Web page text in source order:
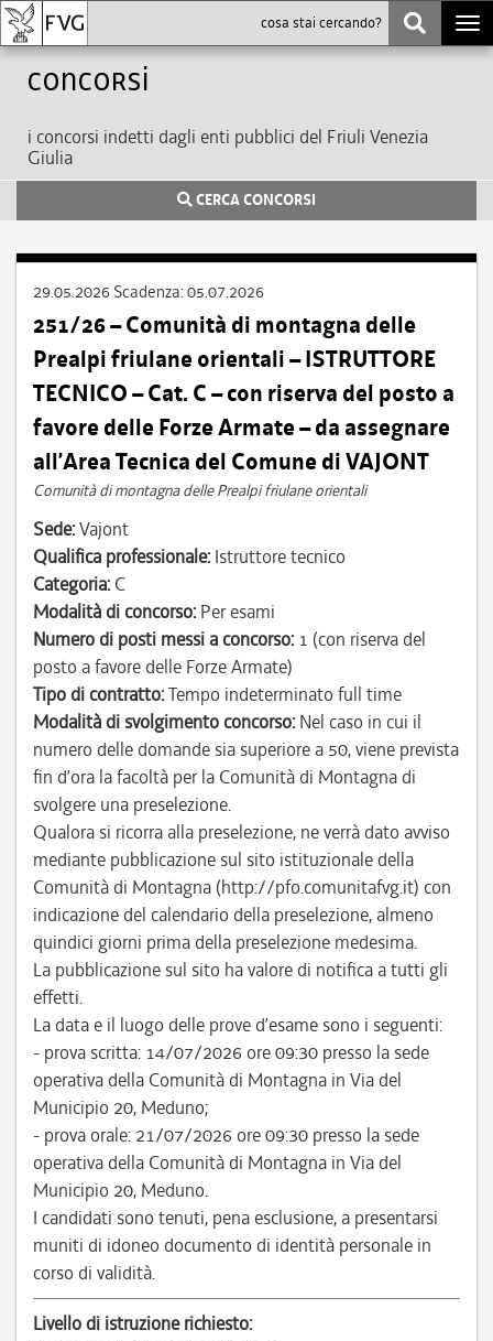
Concorsi
i concorsi indetti dagli enti pubblici del Friuli Venezia
Giulia
CERCA CONCORSI
29.05.2026 Scadenza: 05.07.2026
251/26 – Comunità di montagna delle
Prealpi friulane orientali – ISTRUTTORE
TECNICO – Cat. C – con riserva del posto a
favore delle Forze Armate – da assegnare
all’Area Tecnica del Comune di VAJONT
Comunità di montagna delle Prealpi friulane orientali
Sede:Vajont
Qualifica professionale: Istruttore tecnico
Categoria: C
Modalità di concorso: Per esami
Numero di posti messi a concorso: 1 (con riserva del
posto a favore delle Forze Armate)
Tipo di contratto:Tempo indeterminato full time
Modalità di svolgimento concorso: Nel caso in cui il
numero delle domande sia superiore a 50, viene prevista
fin d’ora la facoltà per la Comunità di Montagna di
svolgere una preselezione.
Qualora si ricorra alla preselezione, ne verrà dato avviso
mediante pubblicazione sul sito istituzionale della
Comunità di Montagna (http://pfo.comunitafvg.it) con
indicazione del calendario della preselezione, almeno
quindici giorni prima della preselezione medesima.
La pubblicazione sul sito ha valore di notifica a tutti gli
effetti.
La data e il luogo delle prove d’esame sono i seguenti:
- prova scritta: 14/07/2026 ore 09:30 presso la sede
operativa della Comunità di Montagna in Via del
Municipio 20, Meduno;
- prova orale: 21/07/2026 ore 09:30 presso la sede
operativa della Comunità di Montagna in Via del
Municipio 20, Meduno.
I candidati sono tenuti, pena esclusione, a presentarsi
muniti di idoneo documento di identità personale in
corso di validità.
Livello di istruzione richiesto: